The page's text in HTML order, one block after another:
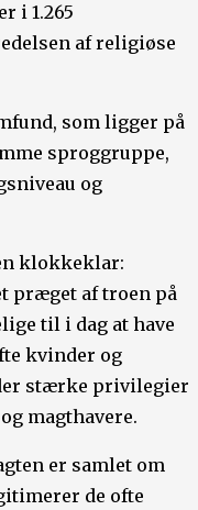
i 1.265
af religiøse
som ligger på
sproggruppe,
og
klokkeklar:
præget af troen på
til i dag at have
kvinder og
stærke privilegier
magthavere.
er samlet om
de ofte